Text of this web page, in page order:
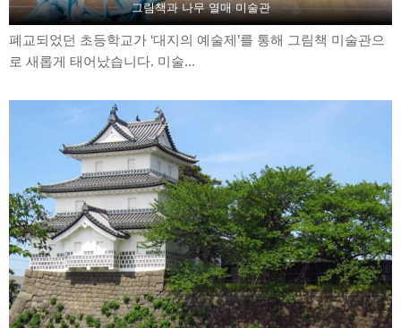
그림책과 나무 열매 미술관
폐교되었던 초등학교가 ‘대지의 예술제’를 통해 그림책 미술관으
로 새롭게 태어났습니다. 미술...